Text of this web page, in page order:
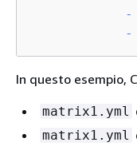
-
-
In questo esempio,
matrix1.yml
matrix1.yml